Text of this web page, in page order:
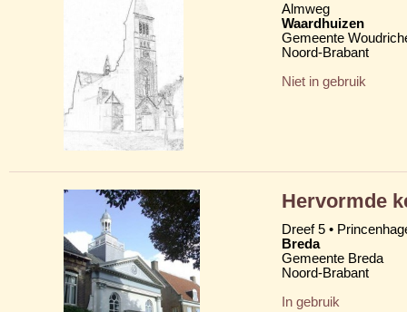
Almweg
Waardhuizen
Gemeente
Noord-Brabant
Niet in gebruik
Hervormde
Dreef 5 •
Breda
Gemeente Breda
Noord-Brabant
In gebruik